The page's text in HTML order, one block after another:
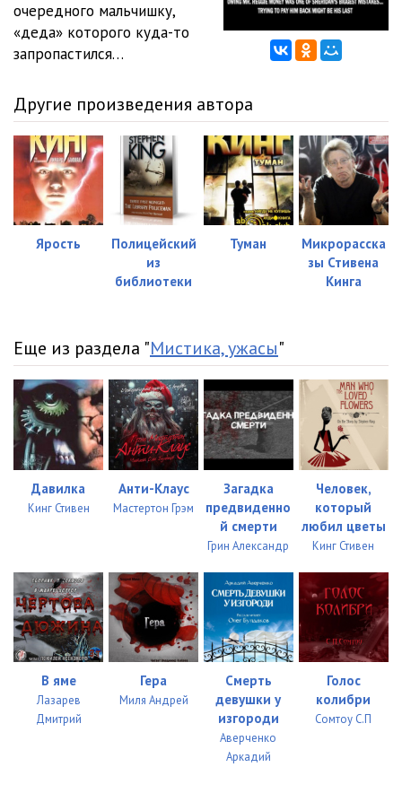
очередного мальчишку,
«деда» которого куда-то
запропастился…
Другие произведения автора
Ярость
Полицейский
из
библиотеки
Туман
Микрорасска
зы Стивена
Кинга
Еще из раздела "Мистика, ужасы"
Давилка
Кинг Стивен
Анти-Клаус
Мастертон Грэм
Загадка
предвиденно
й смерти
Грин Александр
Человек,
который
любил цветы
Кинг Стивен
В яме
Лазарев
Дмитрий
Гера
Миля Андрей
Смерть
девушки у
изгороди
Аверченко
Аркадий
Голос
колибри
Сомтоу С.П